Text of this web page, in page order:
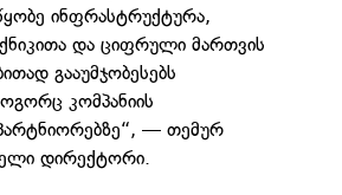
ინფრასტრუქტურა,
და ციფრული მართვის
გააუმჯობესებს
კომპანიის
— თემურ
დირექტორი.